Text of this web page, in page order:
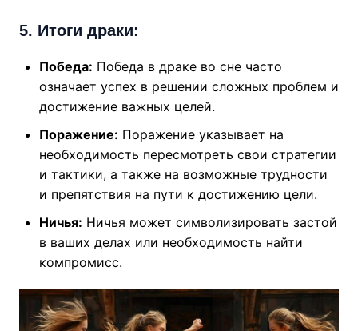
5. Итоги драки:
Победа: Победа в драке во сне часто
означает успех в решении сложных проблем и
достижение важных целей.
Поражение: Поражение указывает на
необходимость пересмотреть свои стратегии
и тактики, а также на возможные трудности
и препятствия на пути к достижению цели.
Ничья: Ничья может символизировать застой
в ваших делах или необходимость найти
компромисс.